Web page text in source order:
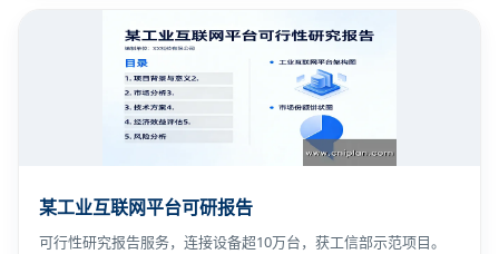
某工业互联网平台可研报告
可行性研究报告服务，连接设备超10万台，获工信部示范项目。